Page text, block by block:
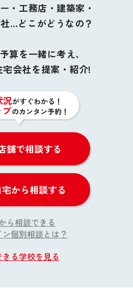
Instagram
・工務店・建築家・
…どこがどうなの？
算を一緒に考え、
会社を提案・紹介!
況がすぐわかる！
のカンタン予約！
舗で相談する
宅から相談する
ら相談できる
個別相談とは？
る学校を見る
実現できる家づくり、住宅会社が
知識の習得 90分
レーションした、「予算内で建てる
で建てる家」の違いとは？
は目先の建築予算やデザイン、間取
る部分だけでなく、住み心地や省エ
ない部分をしっかり検討することが
します。